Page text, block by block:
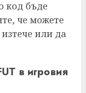
код бъде
че можете
или да
в игровия